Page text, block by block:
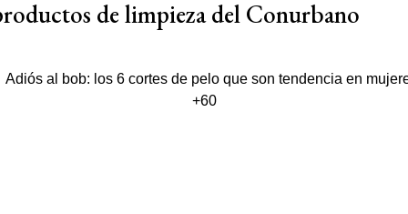
de limpieza del Conurbano